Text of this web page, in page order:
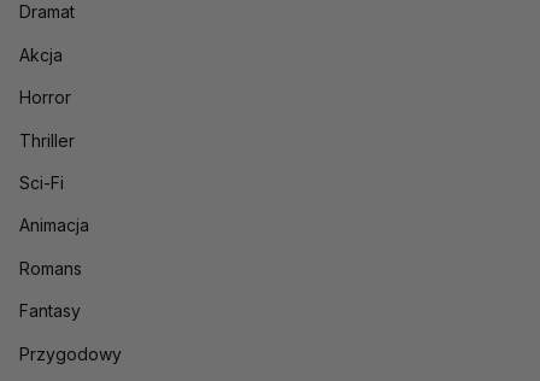
Dramat
Akcja
Horror
Thriller
Sci-Fi
Animacja
Romans
Fantasy
Przygodowy